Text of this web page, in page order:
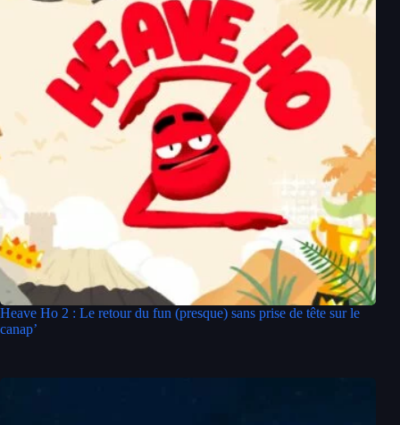
Heave Ho 2 : Le retour du fun (presque) sans prise de tête sur le
canap’